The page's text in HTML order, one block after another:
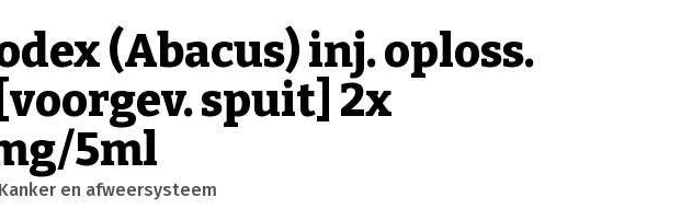
(Abacus) inj. oploss.
spuit] 2x
5ml
en afweersysteem